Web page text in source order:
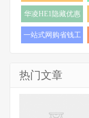
惠券 (17)
华凌HE1隐藏优惠
券 (16)
一站式网购省钱工
热门文章